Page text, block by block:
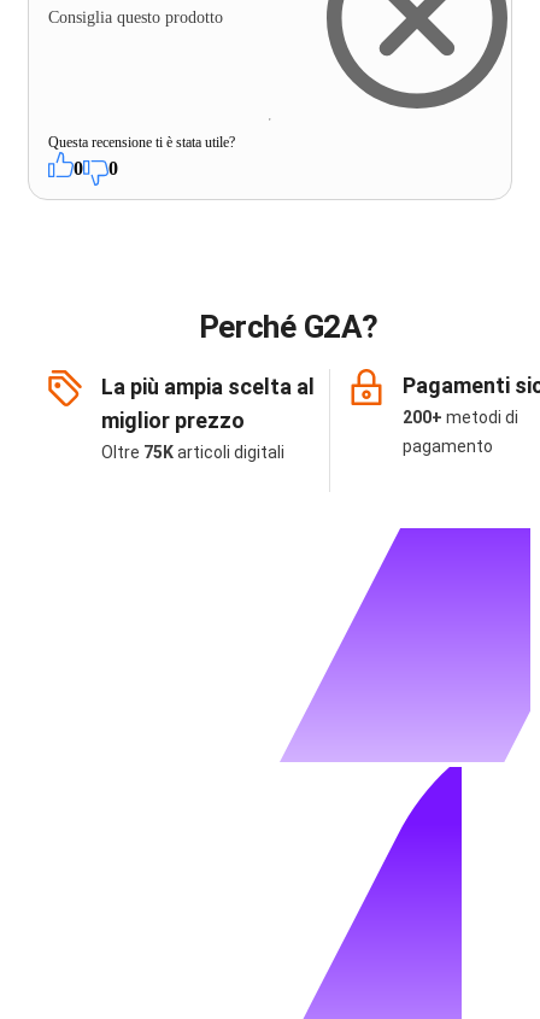
Consiglia questo prodotto
Questa recensione ti è stata utile?
0 0
Perché G2A?
La più ampia scelta al
miglior prezzo
Oltre 75Karticoli digitali
Pagamenti
200+ metodi di
pagamento